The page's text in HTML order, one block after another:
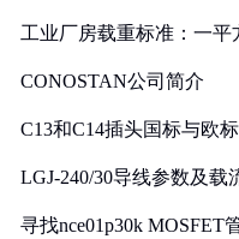
工业厂房载重标准：一
CONOSTAN公司简介
C13和C14插头国标与欧
LGJ-240/30导线参数及载
寻找nce01p30k MOSFET